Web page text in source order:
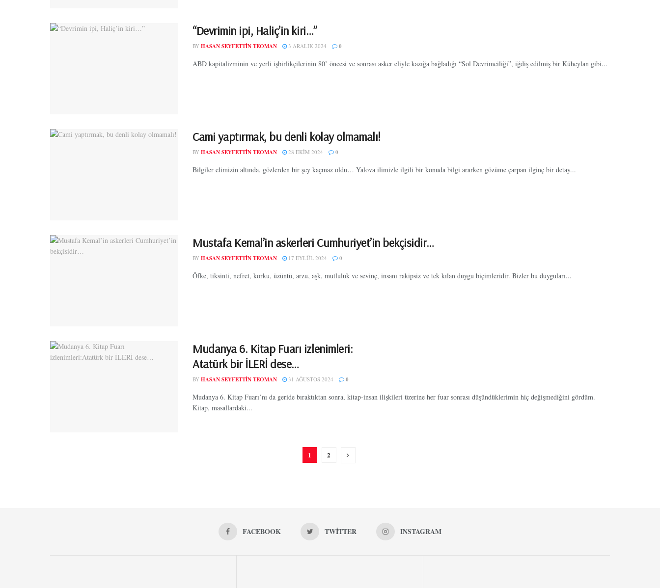
“Devrimin ipi, Haliç’in kiri…”
BY HASAN SEYFETTIN TEOMAN 3 ARALIK 2024 0
ABD kapitalizminin ve yerli işbirlikçilerinin 80’ öncesi ve sonrası asker eliyle kazığa bağladığı “Sol Devrimciliği”, iğdiş edilmiş bir Küheylan gibi...
Cami yaptırmak, bu denli kolay olmamalı!
BY HASAN SEYFETTIN TEOMAN 28 EKIM 2024 0
Bilgiler elimizin altında, gözlerden bir şey kaçmaz oldu… Yalova ilimizle ilgili bir konuda bilgi ararken gözüme çarpan ilginç bir detay...
Mustafa Kemal’in askerleri Cumhuriyet’in bekçisidir…
BY HASAN SEYFETTIN TEOMAN 17 EYLÜL 2024 0
Öfke, tiksinti, nefret, korku, üzüntü, arzu, aşk, mutluluk ve sevinç, insanı rakipsiz ve tek kılan duygu biçimleridir. Bizler bu duyguları...
Mudanya 6. Kitap Fuarı izlenimleri:
Atatürk bir İLERİ dese…
BY HASAN SEYFETTIN TEOMAN 31 AĞUSTOS 2024 0
Mudanya 6. Kitap Fuarı’nı da geride bıraktıktan sonra, kitap-insan ilişkileri üzerine her fuar sonrası düşündüklerimin hiç değişmediğini gördüm.
Kitap, masallardaki...
1 2
FACEBOOK TWITTER INSTAGRAM